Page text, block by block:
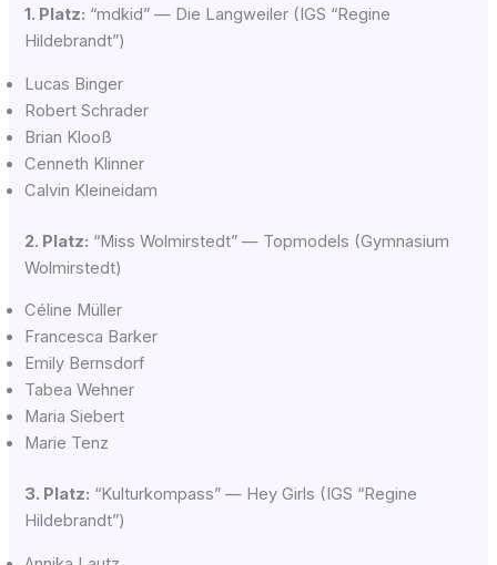
1. Platz: “mdkid” — Die Lang­wei­ler (IGS “Regi­ne
Hildebrandt”)
Lucas Bin­ger
Robert Schr­a­der
Bri­an Klooß
Cen­neth Klinner
Cal­vin Kleineidam
2. Platz: “Miss Wol­mir­stedt” — Top­mo­dels (Gym­na­si­um
Wolmirstedt)
Céli­ne Müller
Fran­ce­s­ca Barker
Emi­ly Bernsdorf
Tabea Weh­ner
Maria Sie­bert
Marie Tenz
3. Platz: “Kul­tur­kom­pass” — Hey Girls (IGS “Regi­ne
Hildebrandt”)